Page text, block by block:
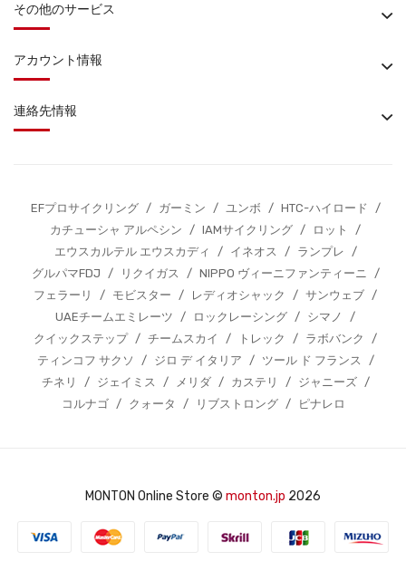
その他のサービス
アカウント情報
連絡先情報
EFプロサイクリング / ガーミン / ユンボ / HTC-ハイロード
/
カチューシャ アルペシン
/ IAMサイクリング / ロット
/
エウスカルテル エウスカディ
/ イネオス / ランプレ
/
グルパマFDJ
/ リクイガス / NIPPO ヴィーニファンティーニ
/
フェラーリ
/ モビスター / レディオシャック / サンウェブ /
UAEチームエミレーツ
/ ロックレーシング / シマノ
/
クイックステップ / チームスカイ / トレック / ラボバンク
/
ティンコフ サクソ
/ ジロ デ イタリア / ツール ド フランス
/
チネリ
/ ジェイミス / メリダ / カステリ / ジャニーズ
/
コルナゴ
/ クォータ / リブストロング / ピナレロ
MONTON Online Store © monton.jp 2026